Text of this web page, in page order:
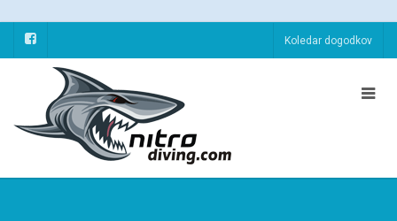
Koledar dogodkov